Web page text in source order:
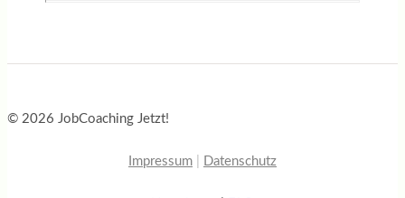
© 2026 JobCoaching Jetzt!
Impressum Datenschutz